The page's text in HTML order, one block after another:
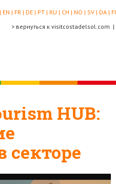
FI
DA |
SV |
NO |
CH |
RU |
PT |
DE |
FR |
EN |
> вернуться к visitcostadelsol.com |
HUB:
секторе